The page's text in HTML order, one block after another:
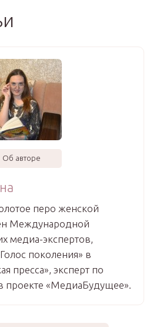
Об авторе
перо женской
Международной
медиа-экспертов,
поколения» в
пресса», эксперт по
проекте «МедиаБудущее».